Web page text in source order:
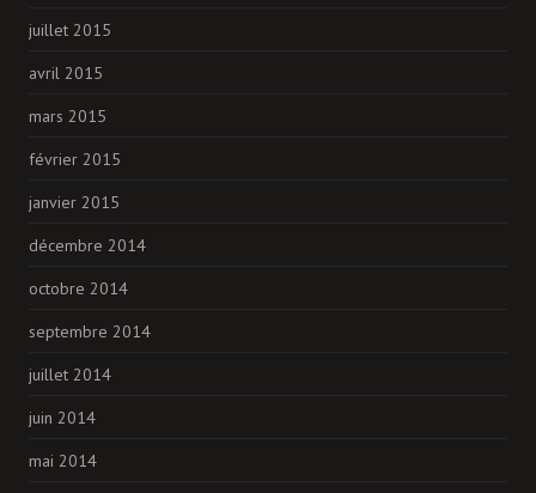
juillet 2015
avril 2015
mars 2015
février 2015
janvier 2015
décembre 2014
octobre 2014
septembre 2014
juillet 2014
juin 2014
mai 2014